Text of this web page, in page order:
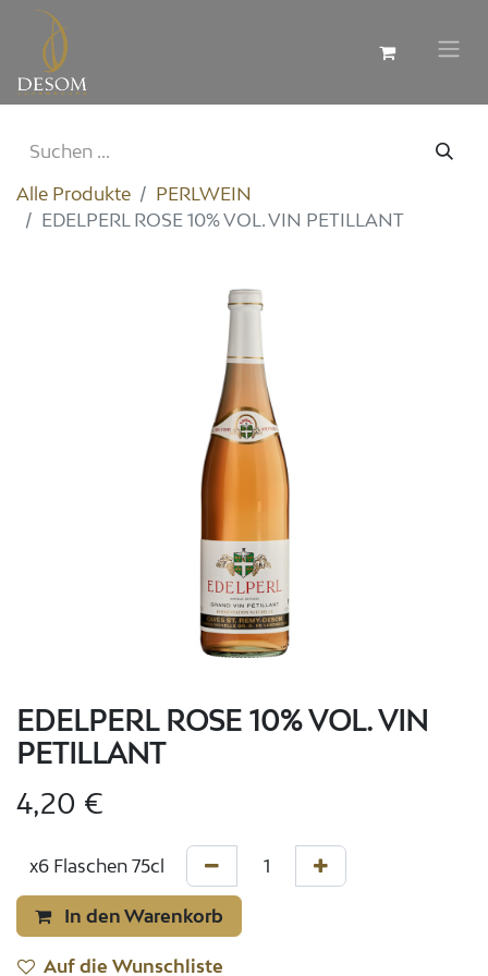
Alle Produkte
PERLWEIN
EDELPERL ROSE 10% VOL. VIN PETILLANT
EDELPERL ROSE 10% VOL. VIN
PETILLANT
4,20 €
In den Warenkorb
Auf die Wunschliste